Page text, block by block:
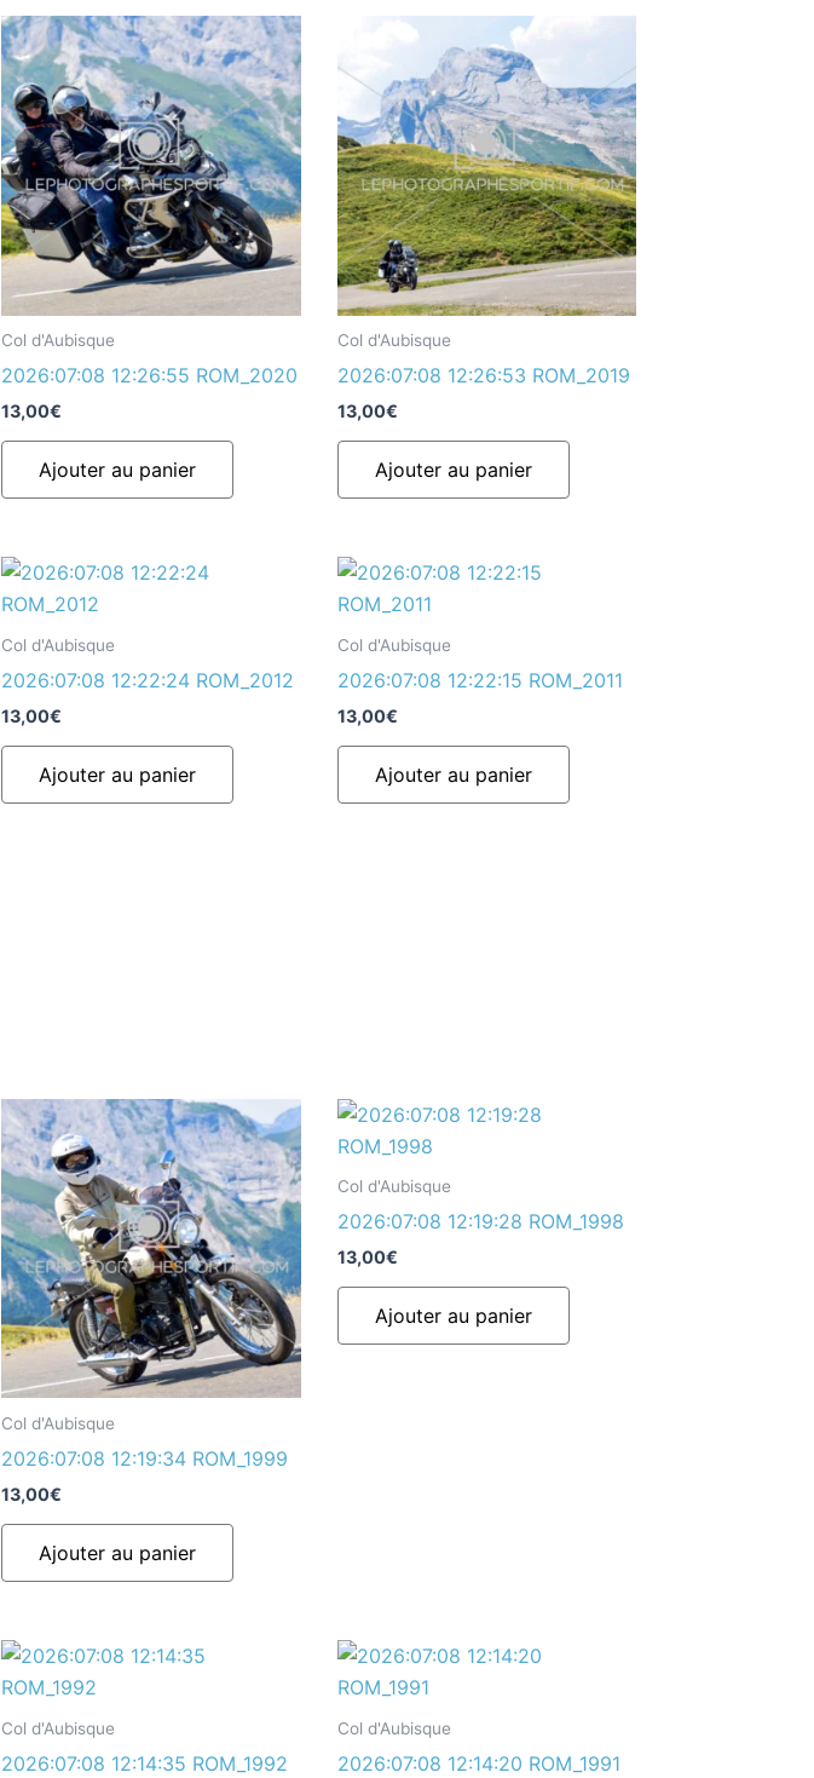
Col d'Aubisque
2026:07:08 12:26:55 ROM_2020
13,00€
Ajouter au panier
Col d'Aubisque
2026:07:08 12:26:53 ROM_2019
13,00€
Ajouter au panier
Col d'Aubisque
2026:07:08 12:22:24 ROM_2012
13,00€
Ajouter au panier
Col d'Aubisque
2026:07:08 12:22:15 ROM_2011
13,00€
Ajouter au panier
Col d'Aubisque
2026:07:08 12:19:34 ROM_1999
13,00€
Ajouter au panier
Col d'Aubisque
2026:07:08 12:19:28 ROM_1998
13,00€
Ajouter au panier
Col d'Aubisque
2026:07:08 12:14:35 ROM_1992
Col d'Aubisque
2026:07:08 12:14:20 ROM_1991